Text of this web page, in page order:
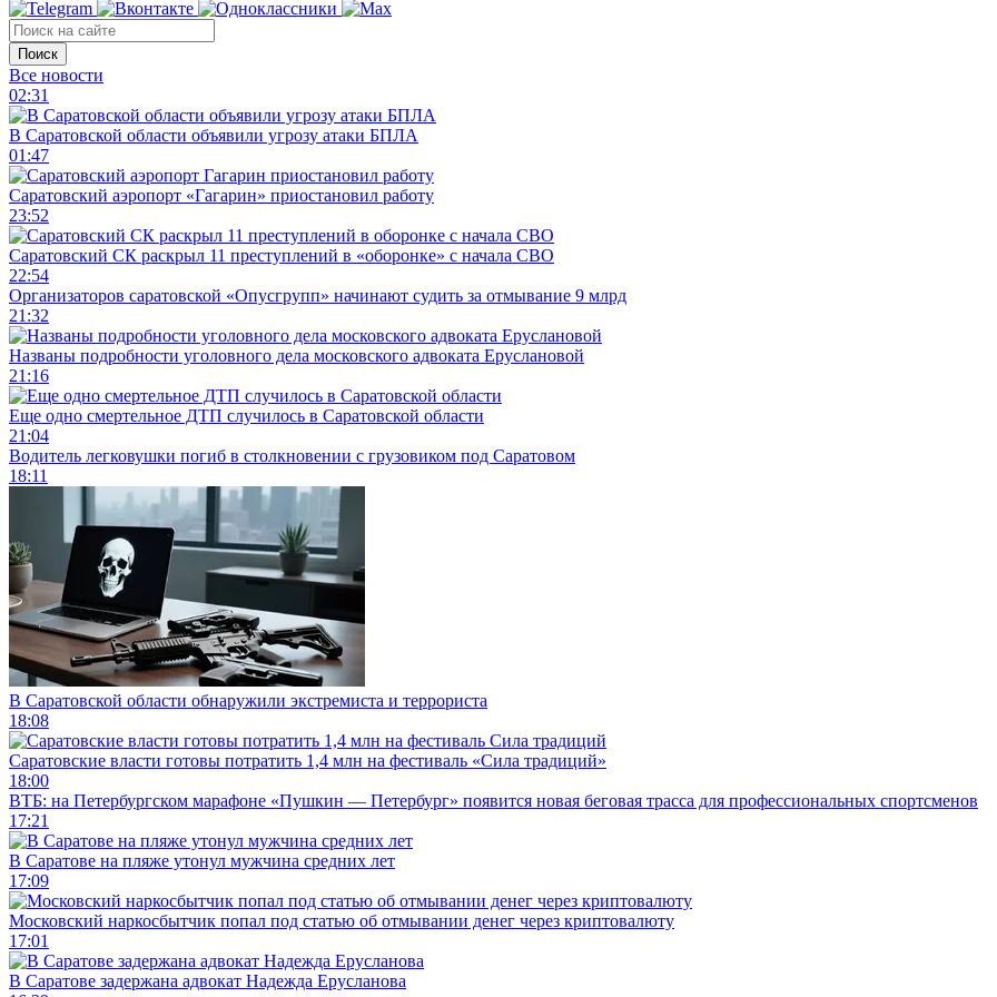
Поиск
Все новости
02:31
В Саратовской области объявили угрозу атаки БПЛА
01:47
Саратовский аэропорт «Гагарин» приостановил работу
23:52
Саратовский СК раскрыл 11 преступлений в «оборонке» с начала СВО
22:54
Организаторов саратовской «Опусгрупп» начинают судить за отмывание 9 млрд
21:32
Названы подробности уголовного дела московского адвоката Еруслановой
21:16
Еще одно смертельное ДТП случилось в Саратовской области
21:04
Водитель легковушки погиб в столкновении с грузовиком под Саратовом
18:11
В Саратовской области обнаружили экстремиста и террориста
18:08
Саратовские власти готовы потратить 1,4 млн на фестиваль «Сила традиций»
18:00
ВТБ: на Петербургском марафоне «Пушкин — Петербург» появится новая беговая трасса для профессиональных спортсменов
17:21
В Саратове на пляже утонул мужчина средних лет
17:09
Московский наркосбытчик попал под статью об отмывании денег через криптовалюту
17:01
В Саратове задержана адвокат Надежда Ерусланова